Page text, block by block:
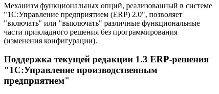
Механизм функциональных опций, реализованный в системе
"1С:Управление предприятием (ERP) 2.0", позволяет
"включать" или "выключать" различные функциональные
части прикладного решения без программирования
(изменения конфигурации).
Поддержка текущей редакции 1.3 ERP-решения
"1С:Управление производственным
предприятием"